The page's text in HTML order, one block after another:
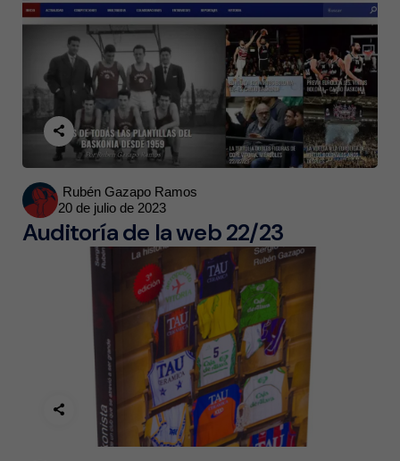
Posted
by
Rubén Gazapo Ramos
20 de julio de 2023
Auditoría de la web 22/23